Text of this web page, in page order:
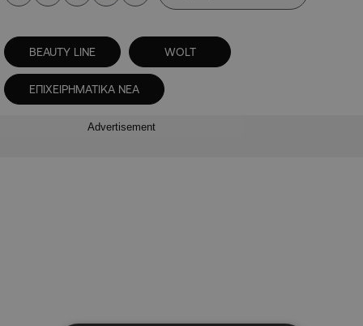
BEAUTY LINE WOLT
ΕΠΙΧΕΙΡΗΜΑΤΙΚΑ ΝΕΑ
Advertisement